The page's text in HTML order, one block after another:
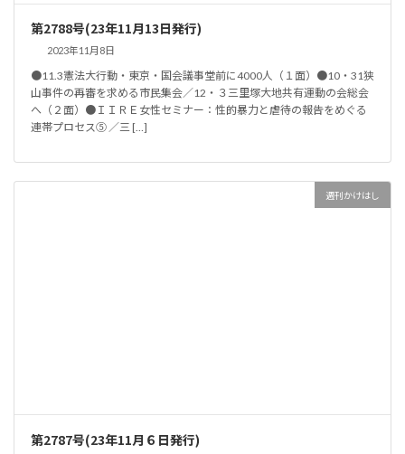
第2788号(23年11月13日発行)
2023年11月8日
●11.3憲法大行動・東京・国会議事堂前に4000人（１面）●10・31狭
山事件の再審を求める市民集会／12・３三里塚大地共有運動の会総会
へ（２面）●ＩＩＲＥ女性セミナー：性的暴力と虐待の報告をめぐる
連帯プロセス⑤ ／三 […]
週刊かけはし
第2787号(23年11月６日発行)